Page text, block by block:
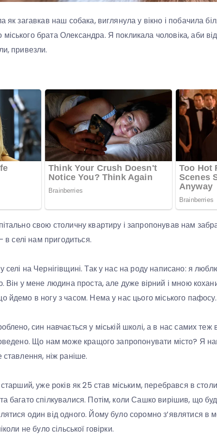
як загавкав наш собака, виглянула у вікно і побачила
брата Олександра. Я покликала чоловіка, аби
привезли.
свою столичну квартиру і запропонував нам
в селі нам пригодиться.
на Чернігівщині. Так у нас на роду написано: я
Він у мене людина проста, але дуже вірний і мною
йдемо в ногу з часом. Нема у нас цього міського пафосу.
син навчається у міській школі, а в нас самих теж
Що нам може кращого запропонувати місто? Я
ніж раніше.
уже років як 25 став міським, перебрався в
багато спілкувалися. Потім, коли Сашко вирішив, що
один від одного. Йому було соромно з’являтися в
не було сільської говірки.